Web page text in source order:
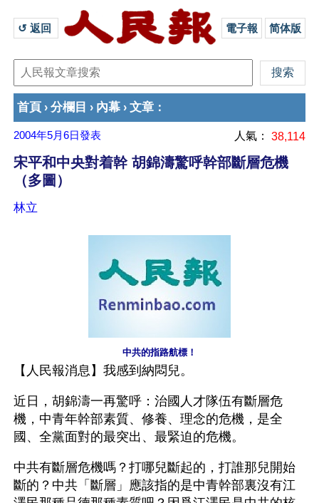
↺ 返回 電子報 简体版
首頁 › 分欄目 › 內幕 › 文章 ：
2004年5月6日發表 人氣： 38,114
宋平和中央對着幹 胡錦濤驚呼幹部斷層危機
（多圖）
林立
中共的指路航標！
【人民報消息】我感到納悶兒。
近日，胡錦濤一再驚呼：治國人才隊伍有斷層危
機，中青年幹部素質、修養、理念的危機，是全
國、全黨面對的最突出、最緊迫的危機。
中共有斷層危機嗎？打哪兒斷起的，打誰那兒開始
斷的？中共「斷層」應該指的是中青幹部裏沒有江